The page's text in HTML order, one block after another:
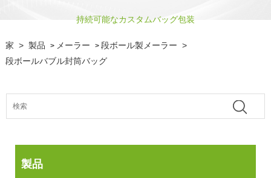
持続可能なカスタムバッグ包装
家 > 製品 > メーラー > 段ボール製メーラー >
段ボールバブル封筒バッグ
製品